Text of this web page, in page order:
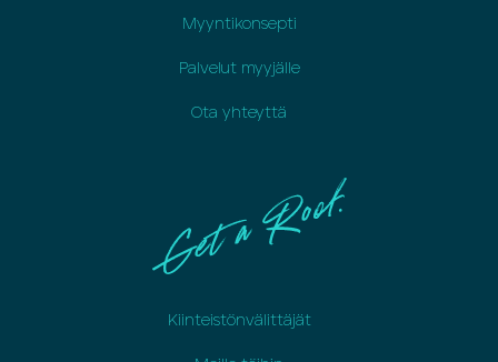
Myyntikonsepti
Palvelut myyjälle
Ota yhteyttä
Kiinteistönvälittäjät